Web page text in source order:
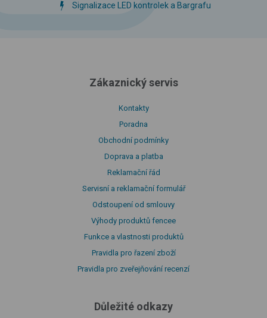
Signalizace LED kontrolek a Bargrafu
Zákaznický servis
Kontakty
Poradna
Obchodní podmínky
Doprava a platba
Reklamační řád
Servisní a reklamační formulář
Odstoupení od smlouvy
Výhody produktů fencee
Funkce a vlastnosti produktů
Pravidla pro řazení zboží
Pravidla pro zveřejňování recenzí
Důležité odkazy